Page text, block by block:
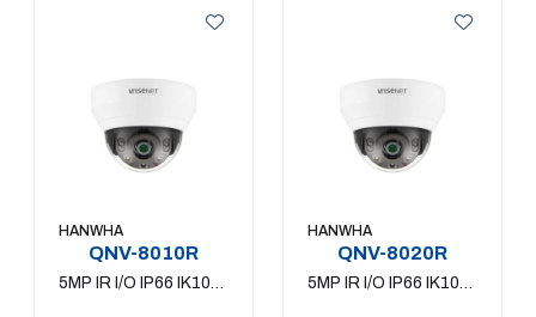
HANWHA
QNV-8010R
5MP IR I/O IP66 IK10
HANWHA
QNV-8020R
5MP IR I/O IP66 IK10